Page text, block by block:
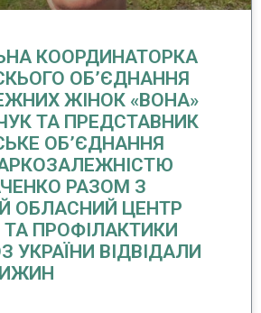
КООРДИНАТОРКА
ОБ’ЄДНАННЯ
ЖІНОК «ВОНА»
ТА ПРЕДСТАВНИК
ОБ’ЄДНАННЯ
РАЗОМ З
ОБЛАСНИЙ ЦЕНТР
ПРОФІЛАКТИКИ
УКРАЇНИ ВІДВІДАЛИ